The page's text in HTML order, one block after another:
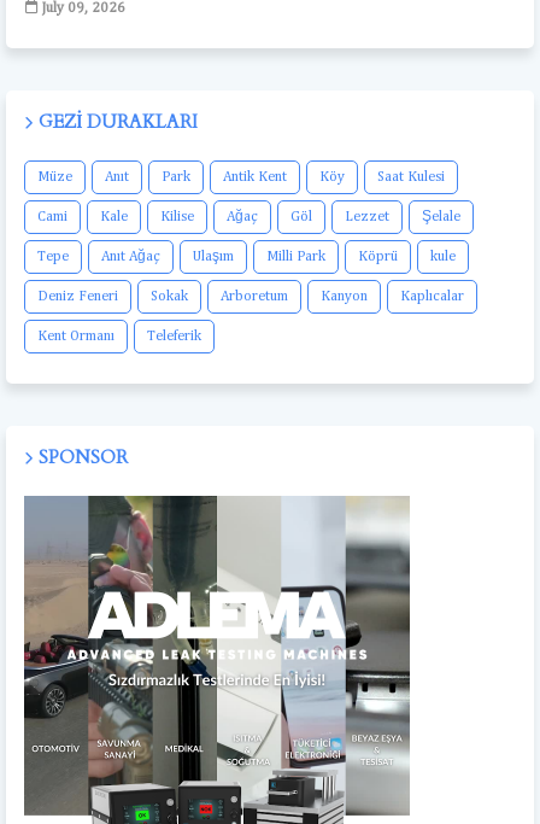
July 09, 2026
GEZI DURAKLARI
Müze Anıt Park Antik Kent Köy Saat Kulesi
Cami Kale Kilise Ağaç Göl Lezzet Şelale
Tepe Anıt Ağaç Ulaşım Milli Park Köprü kule
Deniz Feneri Sokak Arboretum Kanyon Kaplıcalar
Kent Ormanı Teleferik
SPONSOR